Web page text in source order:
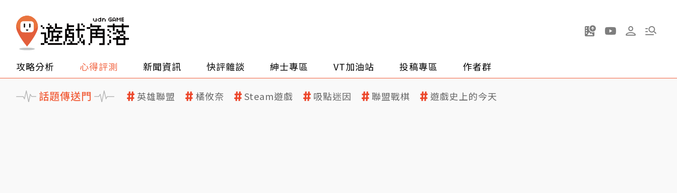
攻略分析 心得評測 新聞資訊 快評雜談 紳士專區 VT加油站 投稿專區 作者群
話題傳送門 英雄聯盟 橘攸奈 Steam遊戲 吸點迷因 聯盟戰棋 遊戲史上的今天